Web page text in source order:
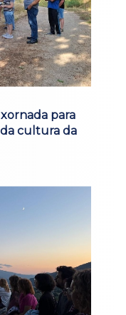
para
cultura da